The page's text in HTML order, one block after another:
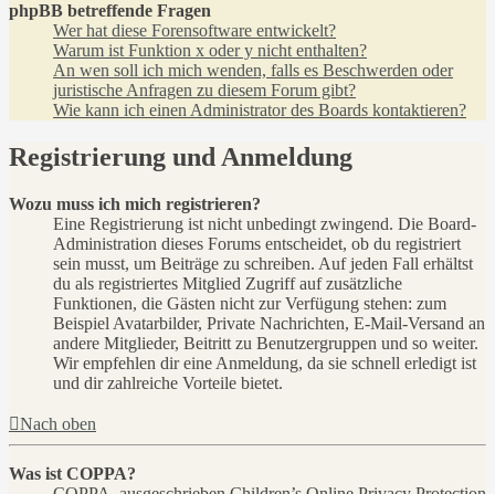
phpBB betreffende Fragen
Wer hat diese Forensoftware entwickelt?
Warum ist Funktion x oder y nicht enthalten?
An wen soll ich mich wenden, falls es Beschwerden oder
juristische Anfragen zu diesem Forum gibt?
Wie kann ich einen Administrator des Boards kontaktieren?
Registrierung und Anmeldung
Wozu muss ich mich registrieren?
Eine Registrierung ist nicht unbedingt zwingend. Die Board-
Administration dieses Forums entscheidet, ob du registriert
sein musst, um Beiträge zu schreiben. Auf jeden Fall erhältst
du als registriertes Mitglied Zugriff auf zusätzliche
Funktionen, die Gästen nicht zur Verfügung stehen: zum
Beispiel Avatarbilder, Private Nachrichten, E-Mail-Versand an
andere Mitglieder, Beitritt zu Benutzergruppen und so weiter.
Wir empfehlen dir eine Anmeldung, da sie schnell erledigt ist
und dir zahlreiche Vorteile bietet.
Nach oben
Was ist COPPA?